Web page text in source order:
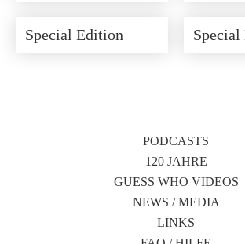
Special Edition Special
PODCASTS
120 JAHRE
GUESS WHO VIDEOS
NEWS / MEDIA
LINKS